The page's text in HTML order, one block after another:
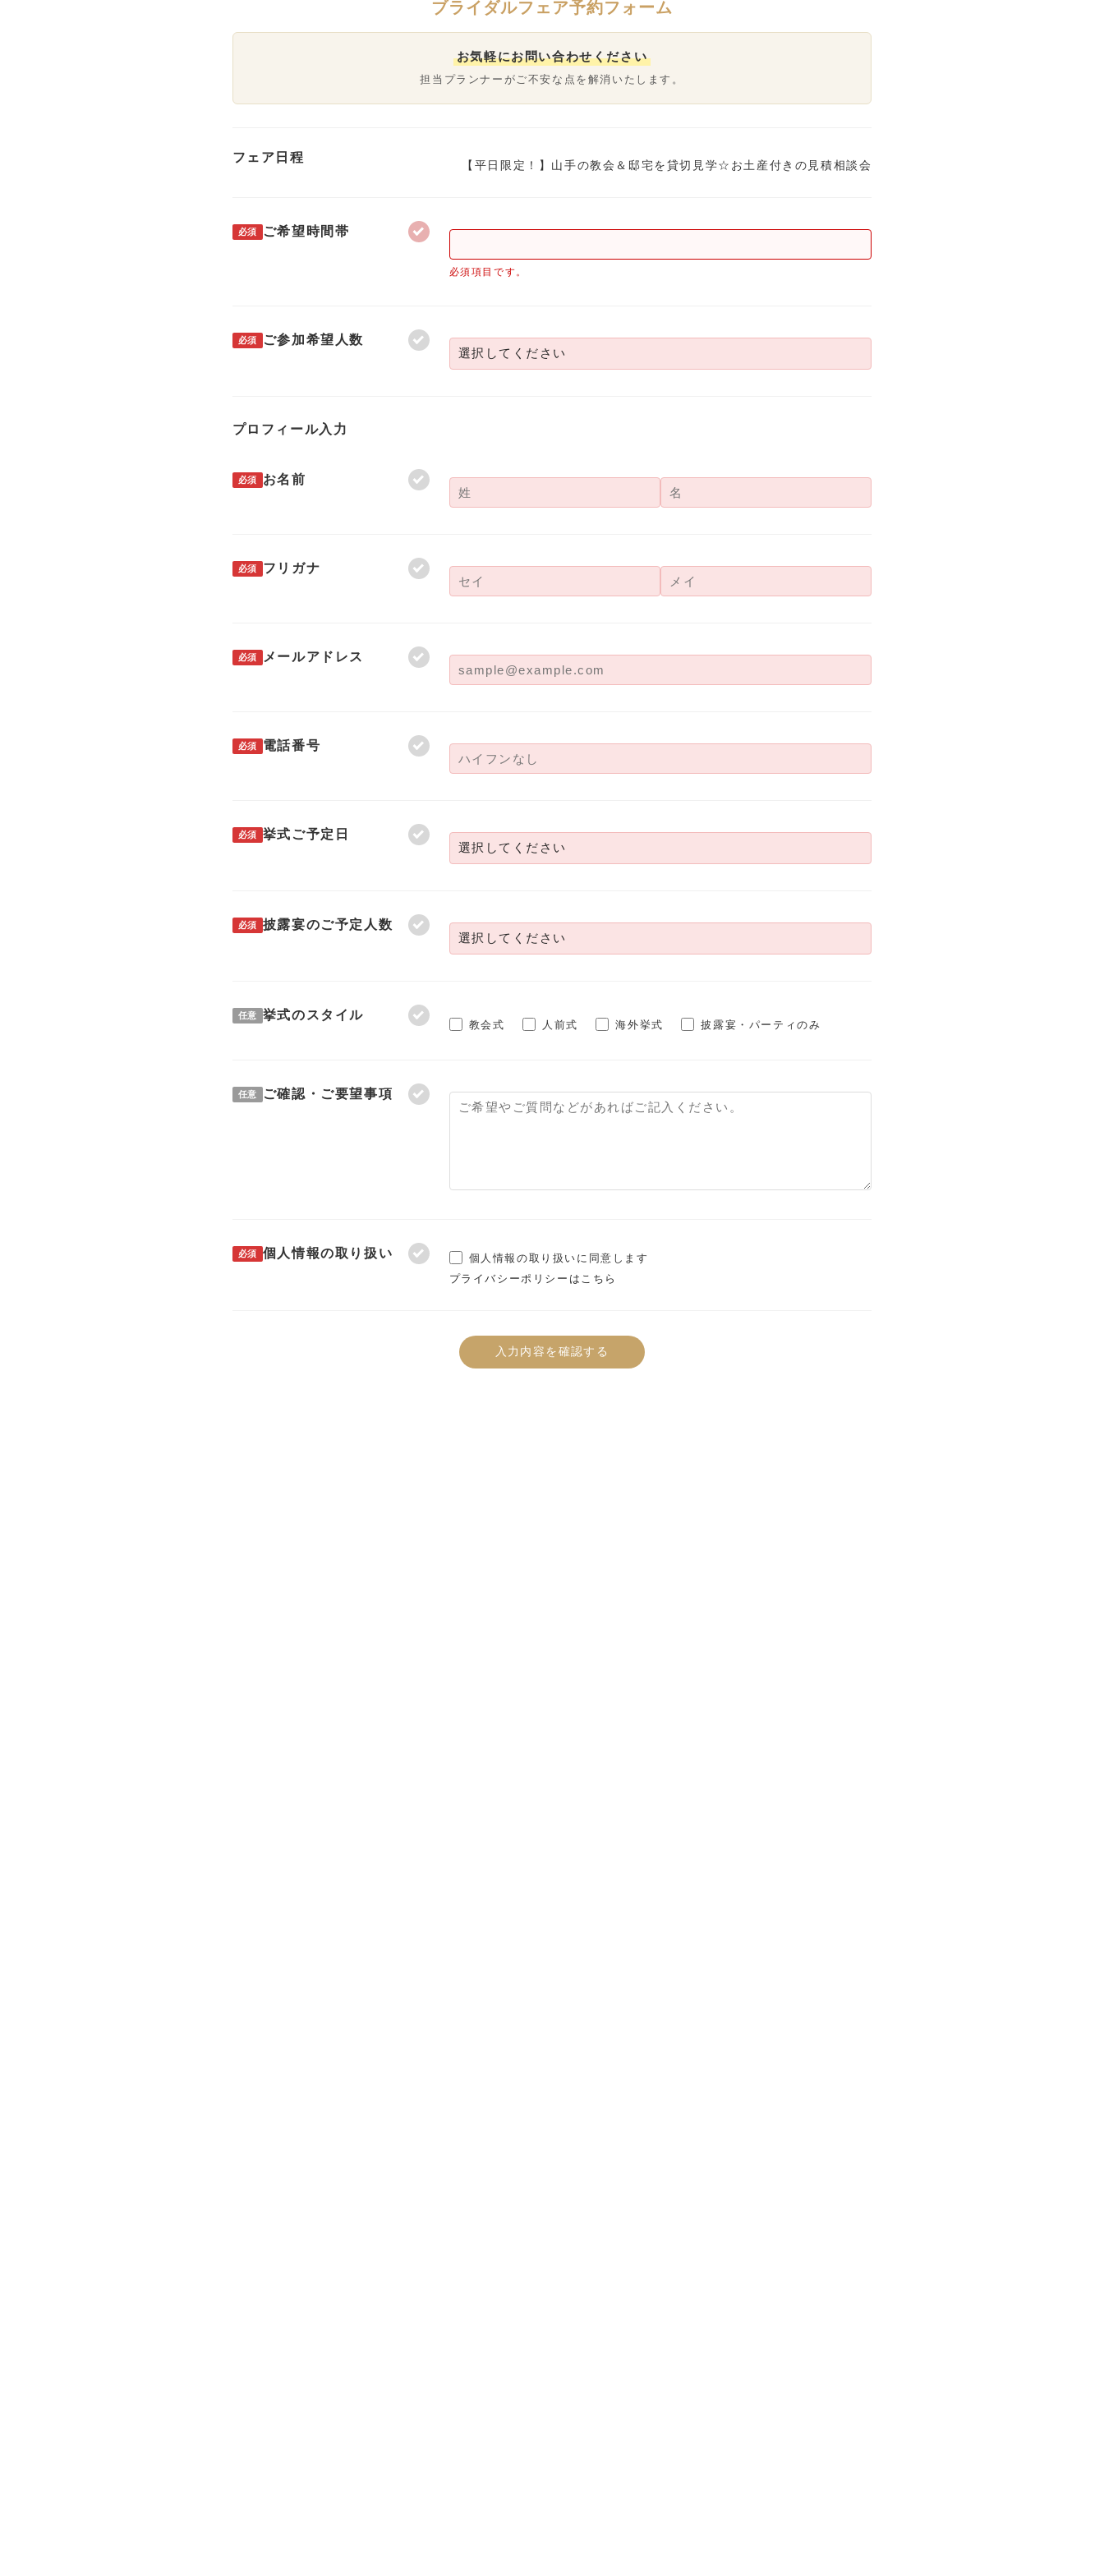
ブライダルフェア予約フォーム
お気軽にお問い合わせください
担当プランナーがご不安な点を解消いたします。
フェア日程
【平日限定！】山手の教会＆邸宅を貸切見学☆お土産付きの見積相談会
必須 ご希望時間帯
必須項目です。
必須 ご参加希望人数
プロフィール入力
必須 お名前
必須 フリガナ
必須 メールアドレス
必須 電話番号
必須 挙式ご予定日
必須 披露宴のご予定人数
任意 挙式のスタイル
教会式 人前式 海外挙式 披露宴・パーティのみ
任意 ご確認・ご要望事項
必須 個人情報の取り扱い
個人情報の取り扱いに同意します
プライバシーポリシーはこちら
入力内容を確認する